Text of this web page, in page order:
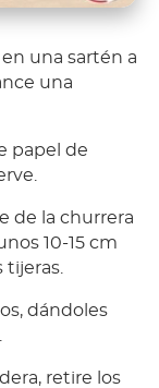
una sartén a
una
papel de
de la churrera
10-15 cm
tijeras.
dándoles
retire los